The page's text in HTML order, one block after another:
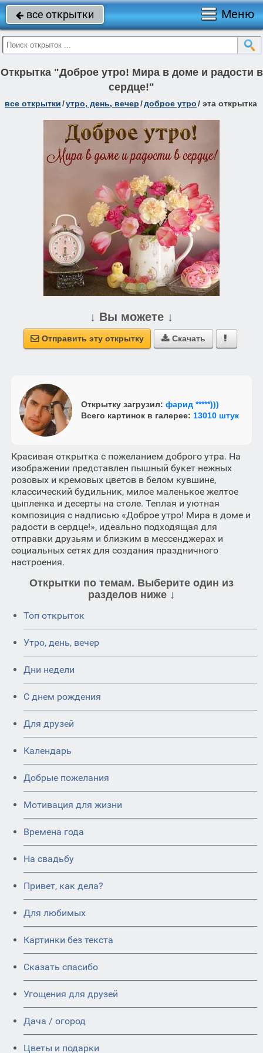
 все открытки Меню
Открытка "Доброе утро! Мира в доме и радости в
сердце!"
все открытки/утро, день, вечер/доброе утро/ эта открытка
↓ Вы можете ↓
 Отправить эту открытку  Скачать 
Открытку загрузил: фарид *****)))
Всего картинок в галерее: 13010 штук
Красивая открытка с пожеланием доброго утра. На
изображении представлен пышный букет нежных
розовых и кремовых цветов в белом кувшине,
классический будильник, милое маленькое желтое
цыпленка и десерты на столе. Теплая и уютная
композиция с надписью «Доброе утро! Мира в доме и
радости в сердце!», идеально подходящая для
отправки друзьям и близким в мессенджерах и
социальных сетях для создания праздничного
настроения.
Открытки по темам. Выберите один из
разделов ниже ↓
Топ открыток
Утро, день, вечер
Дни недели
C днем рождения
Для друзей
Календарь
Добрые пожелания
Мотивация для жизни
Времена года
На свадьбу
Привет, как дела?
Для любимых
Картинки без текста
Сказать спасибо
Угощения для друзей
Дача / огород
Цветы и подарки